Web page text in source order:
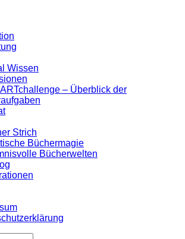
Wissen
– Überblick der
Strich
Büchermagie
Bücherwelten